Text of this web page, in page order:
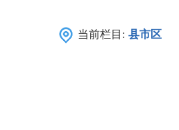
当前栏目: 县市区